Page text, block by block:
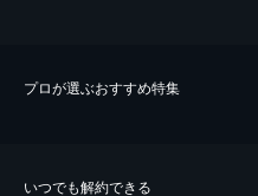
プロが選ぶおすすめ特集
いつでも解約できる